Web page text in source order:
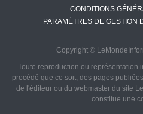
CONDITIONS
PARAMÈTRES DE GESTION
Copyright ©
Toute reproduction ou représentation
procédé que ce soit, des pages
de l'éditeur ou du webmaster du site
constitue une